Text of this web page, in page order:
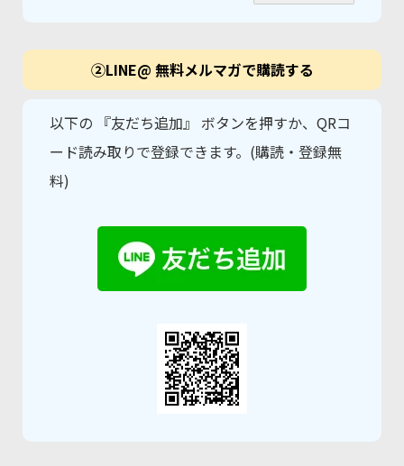
②LINE@ 無料メルマガで購読する
以下の 『友だち追加』 ボタンを押すか、QRコ
ード読み取りで登録できます。(購読・登録無
料)